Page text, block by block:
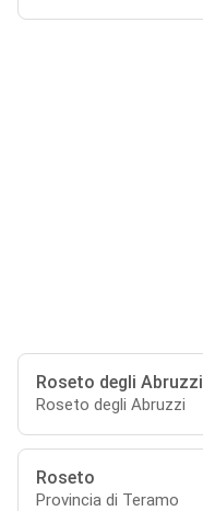
Roseto degli Abruzzi
Roseto degli Abruzzi
Roseto
Provincia di Teramo